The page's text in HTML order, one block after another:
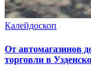
Калейдоскоп
От автомагазинов
торговли в